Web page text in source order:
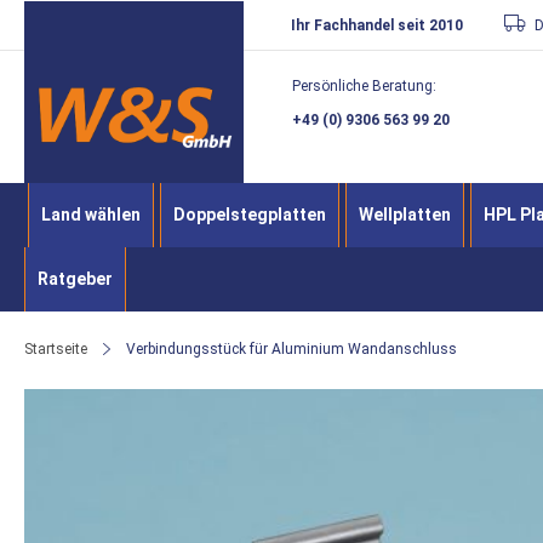
Direkt
zum
Inhalt
Ihr Fachhandel seit 2010
Persönliche Beratung:
+49 (0) 9306 563 99 20
Land wählen Doppelstegplatten Wellplatten HPL
Ratgeber
Startseite Verbindungsstück für Aluminium Wandanschluss